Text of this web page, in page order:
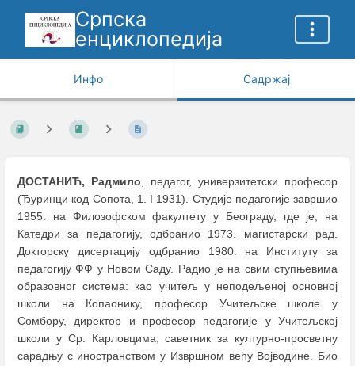
Српска
енциклопедија
Инфо Садржај
ДОСТАНИЋ, Радмило, педагог, универзитетски професор
(Ђуринци код Сопота, 1. I 1931). Студије педагогије завршио
1955. на Филозофском факултету у Београду, где је, на
Катедри за педагогију, одбранио 1973. магистарски рад.
Докторску дисертацију одбранио 1980. на Институту за
педагогију ФФ у Новом Саду. Радио је на свим ступњевима
образовног система: као учитељ у неподељеној основној
школи на Копаонику, професор Учитељске школе у
Сомбору, директор и професор педагогије у Учитељској
школи у Ср. Карловцима, саветник за културно-просветну
сарадњу с иностранством у Извршном већу Војводине. Био